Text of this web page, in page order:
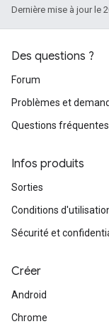
Dernière mise à jour le
Des questions ?
Forum
Problèmes et
Questions fréquentes
Infos produits
Sorties
Conditions
Sécurité et
Créer
Android
Chrome